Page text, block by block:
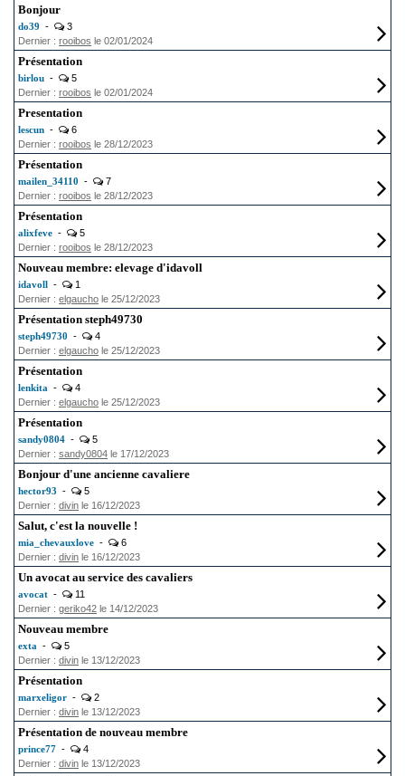
Bonjour
do39 -
3
Dernier : rooibos le 02/01/2024
Présentation
birlou -
5
Dernier : rooibos le 02/01/2024
Presentation
lescun -
6
Dernier : rooibos le 28/12/2023
Présentation
mailen_34110 -
7
Dernier : rooibos le 28/12/2023
Présentation
alixfeve -
5
Dernier : rooibos le 28/12/2023
Nouveau membre: elevage d'idavoll
idavoll -
1
Dernier : elgaucho le 25/12/2023
Présentation steph49730
steph49730 -
4
Dernier : elgaucho le 25/12/2023
Présentation
lenkita -
4
Dernier : elgaucho le 25/12/2023
Présentation
sandy0804 -
5
Dernier : sandy0804 le 17/12/2023
Bonjour d'une ancienne cavaliere
hector93 -
5
Dernier : divin le 16/12/2023
Salut, c'est la nouvelle !
mia_chevauxlove -
6
Dernier : divin le 16/12/2023
Un avocat au service des cavaliers
avocat -
11
Dernier : geriko42 le 14/12/2023
Nouveau membre
exta -
5
Dernier : divin le 13/12/2023
Présentation
marxeligor -
2
Dernier : divin le 13/12/2023
Présentation de nouveau membre
prince77 -
4
Dernier : divin le 13/12/2023